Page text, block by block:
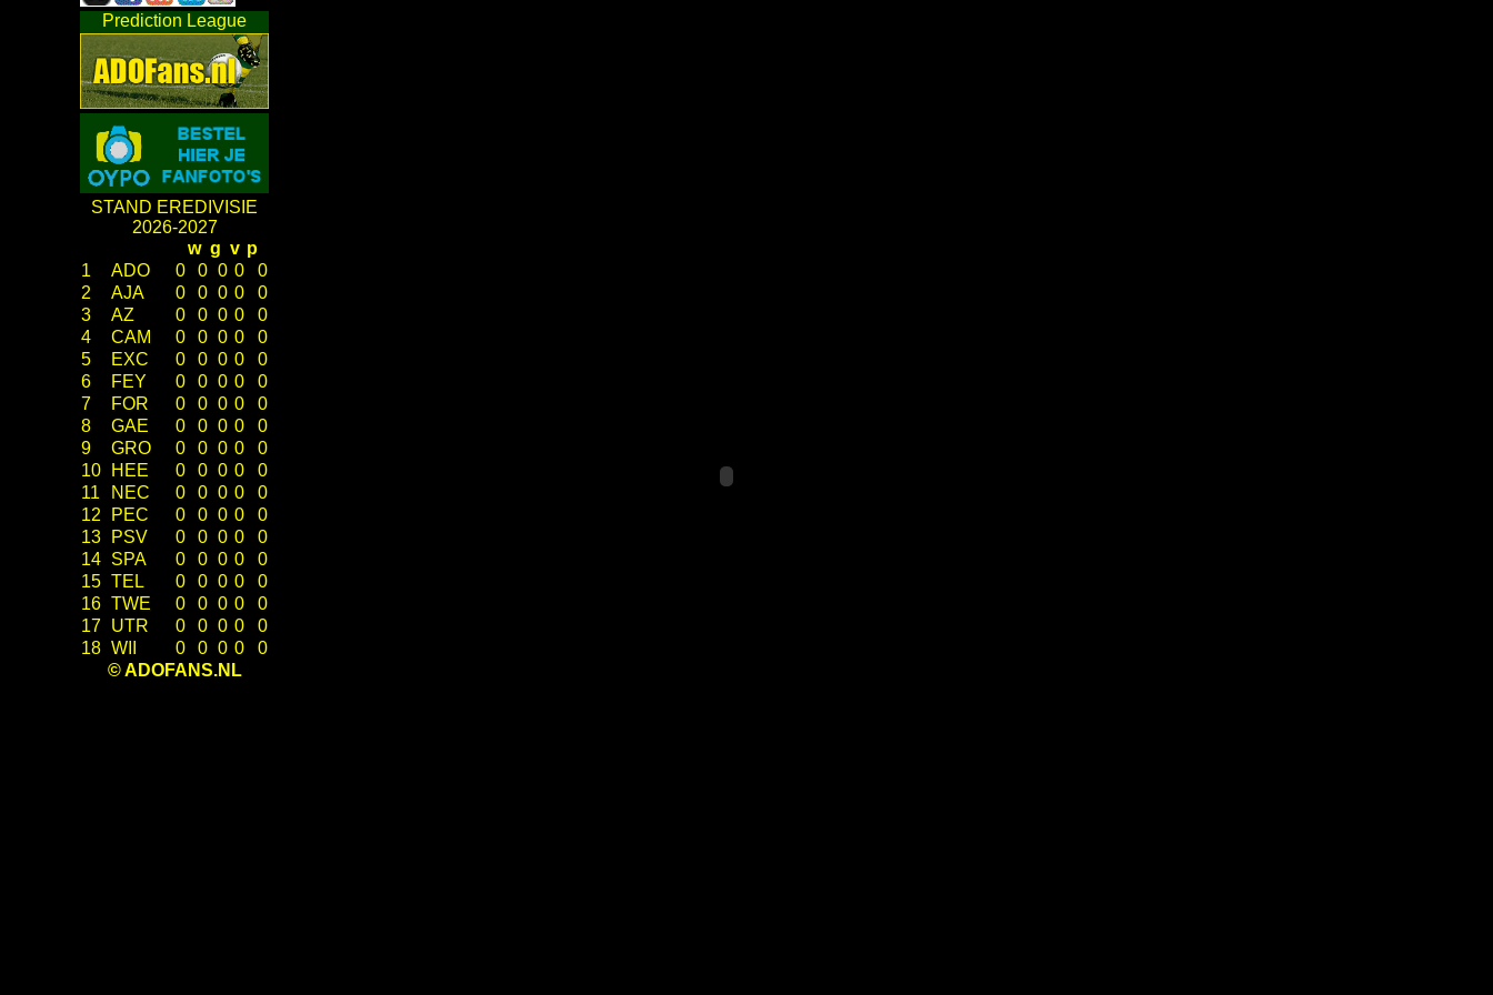
Prediction League
STAND EREDIVISIE
2026-2027
w g v p
1
ADO 0 0 0 0
0
2
AJA 0 0 0 0
0
3
AZ 0 0 0 0
0
4
CAM 0 0 0 0
0
5
EXC 0 0 0 0
0
6
FEY 0 0 0 0
0
7
FOR 0 0 0 0
0
8
GAE 0 0 0 0
0
9
GRO 0 0 0 0
0
10
HEE 0 0 0 0
0
11
NEC 0 0 0 0
0
12
PEC 0 0 0 0
0
13
PSV 0 0 0 0
0
14 SPA 0 0 0 0
0
15 TEL 0 0 0 0
0
16 TWE 0 0 0 0
0
17 UTR 0 0 0 0
0
18 WII 0 0 0 0
0
© ADOFANS.NL